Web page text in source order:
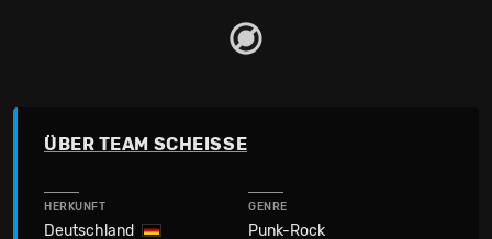
ÜBER TEAM SCHEISSE
HERKUNFT
Deutschland
GENRE
Punk-Rock